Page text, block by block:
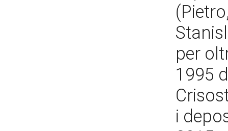
per
1995
i